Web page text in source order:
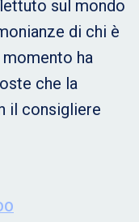
sul mondo
di chi è
ha
che la
il consigliere